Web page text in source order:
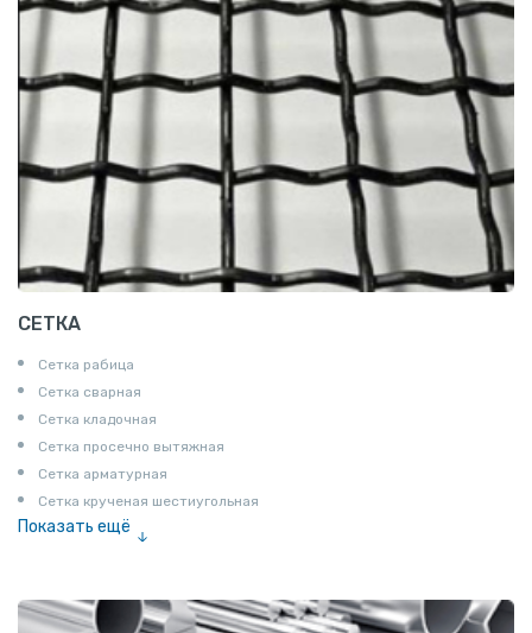
СЕТКА
Сетка рабица
Сетка сварная
Сетка кладочная
Сетка просечно вытяжная
Сетка арматурная
Сетка крученая шестиугольная
Показать ещё